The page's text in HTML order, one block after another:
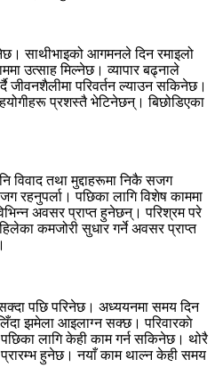
साथीभाइको आगमनले दिन रमाइलो
उत्साह मिल्नेछ। व्यापार बढ्नाले
जीवनशैलीमा परिवर्तन ल्याउन सकिनेछ।
प्रशस्तै भेटिनेछन्। बिछोडिएका
विवाद तथा मुद्दाहरूमा निकै सजग
रहनुपर्ला। पछिका लागि विशेष काममा
अवसर प्राप्त हुनेछन्। परिश्रम परे
कमजोरी सुधार गर्ने अवसर प्राप्त
पछि परिनेछ। अध्ययनमा समय दिन
झमेला आइलाग्न सक्छ। परिवारकाे
लागि केही काम गर्न सकिनेछ। थोरै
हुनेछ। नयाँ काम थाल्न केही समय